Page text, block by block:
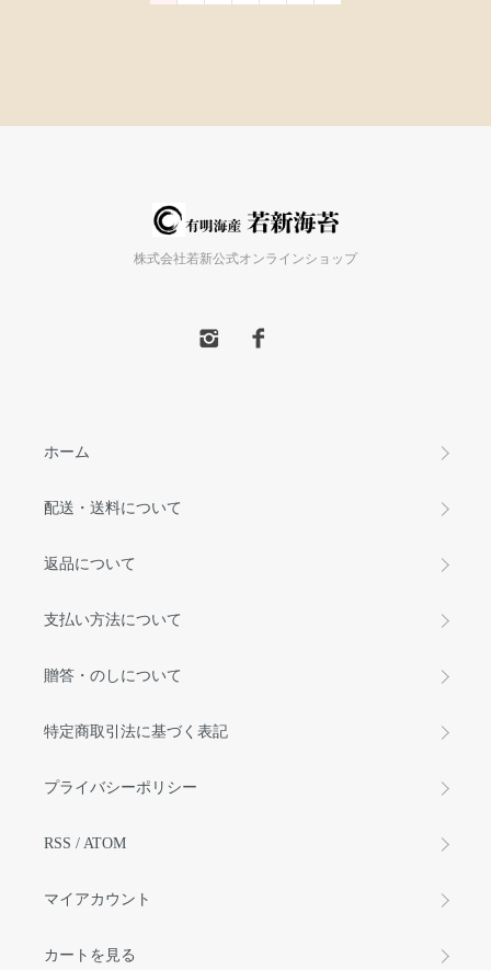
株式会社若新公式オンラインショップ
ホーム
配送・送料について
返品について
支払い方法について
贈答・のしについて
特定商取引法に基づく表記
プライバシーポリシー
RSS / ATOM
マイアカウント
カートを見る